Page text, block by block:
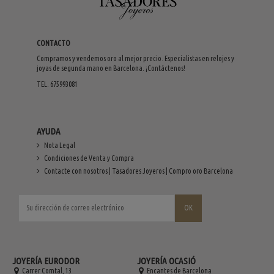
CONTACTO
Compramos y vendemos oro al mejor precio. Especialistas en relojes y
joyas de segunda mano en Barcelona. ¡Contáctenos!
TEL. 675993081
AYUDA
Nota Legal
Condiciones de Venta y Compra
Contacte con nosotros | Tasadores Joyeros | Compro oro Barcelona
JOYERÍA EURODOR
Carrer Comtal, 13
JOYERÍA OCASIÓ
Encantes de Barcelona